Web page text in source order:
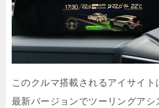
このクルマ搭載されるアイサイト
最新バージョンでツーリングアシ